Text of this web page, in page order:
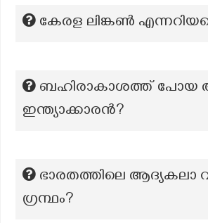
കേരള ലിങ്കൺ
ബഹിരാകാശത്ത് പോയ
ഇന്ത്യാക്കാരൻ?
ഭാരതത്തിലെ ആദ്യകലാ
ഗ്രന്ഥം?